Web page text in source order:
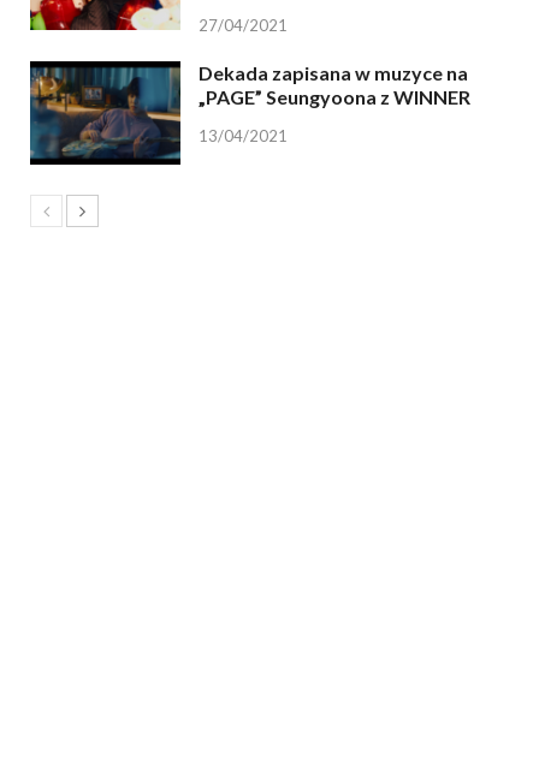
27/04/2021
Dekada zapisana w muzyce na
„PAGE” Seungyoona z WINNER
13/04/2021